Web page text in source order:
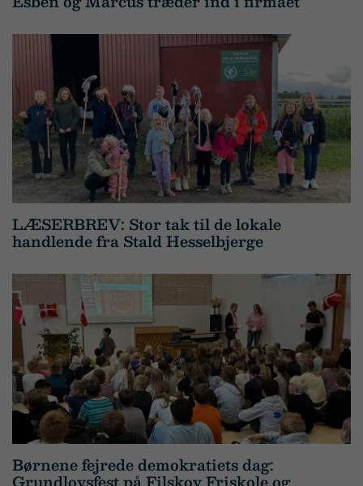
LÆSERBREV: Stor tak til de lokale
handlende fra Stald Hesselbjerge
Børnene fejrede demokratiets dag: